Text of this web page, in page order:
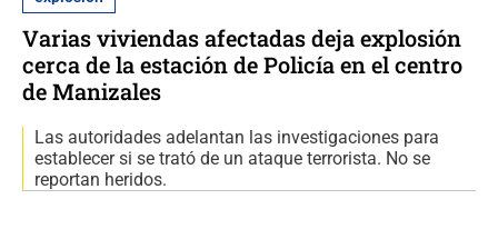
Varias viviendas afectadas deja explosión
cerca de la estación de Policía en el centro
de Manizales
Las autoridades adelantan las investigaciones para
establecer si se trató de un ataque terrorista. No se
reportan heridos.